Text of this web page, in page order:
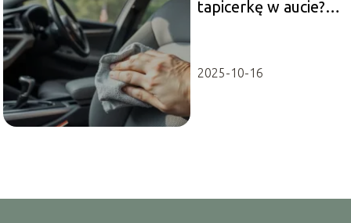
tapicerkę w aucie?
2025-10-16